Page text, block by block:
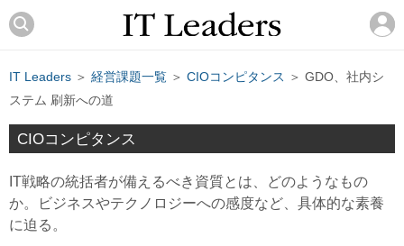
IT Leaders ＞ 経営課題一覧 ＞ CIOコンピタンス ＞ GDO、社内シ
ステム 刷新への道
CIOコンピタンス
IT戦略の統括者が備えるべき資質とは、どのようなもの
か。ビジネスやテクノロジーへの感度など、具体的な素養
に迫る。